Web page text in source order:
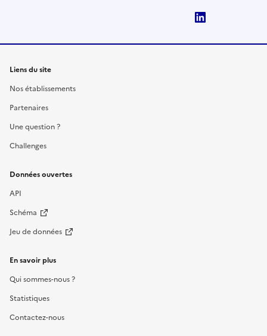
Liens du site
Nos établissements
Partenaires
Une question ?
Challenges
Données ouvertes
API
Schéma
Jeu de données
En savoir plus
Qui sommes-nous ?
Statistiques
Contactez-nous